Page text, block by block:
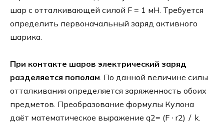
шар с отталкивающей силой F = 1 мН. Требуется
определить первоначальный заряд активного
шарика.
При контакте шаров электрический заряд
разделяется пополам . По данной величине силы
отталкивания определяется заряженность обоих
предметов. Преобразование формулы Кулона
даёт математическое выражение q2= (F ∙ r2) ∕ k.